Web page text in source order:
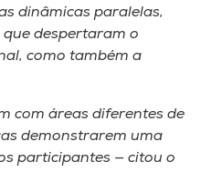
dinâmicas paralelas,
despertaram o
como também a
com áreas diferentes de
demonstrarem uma
participantes — citou o